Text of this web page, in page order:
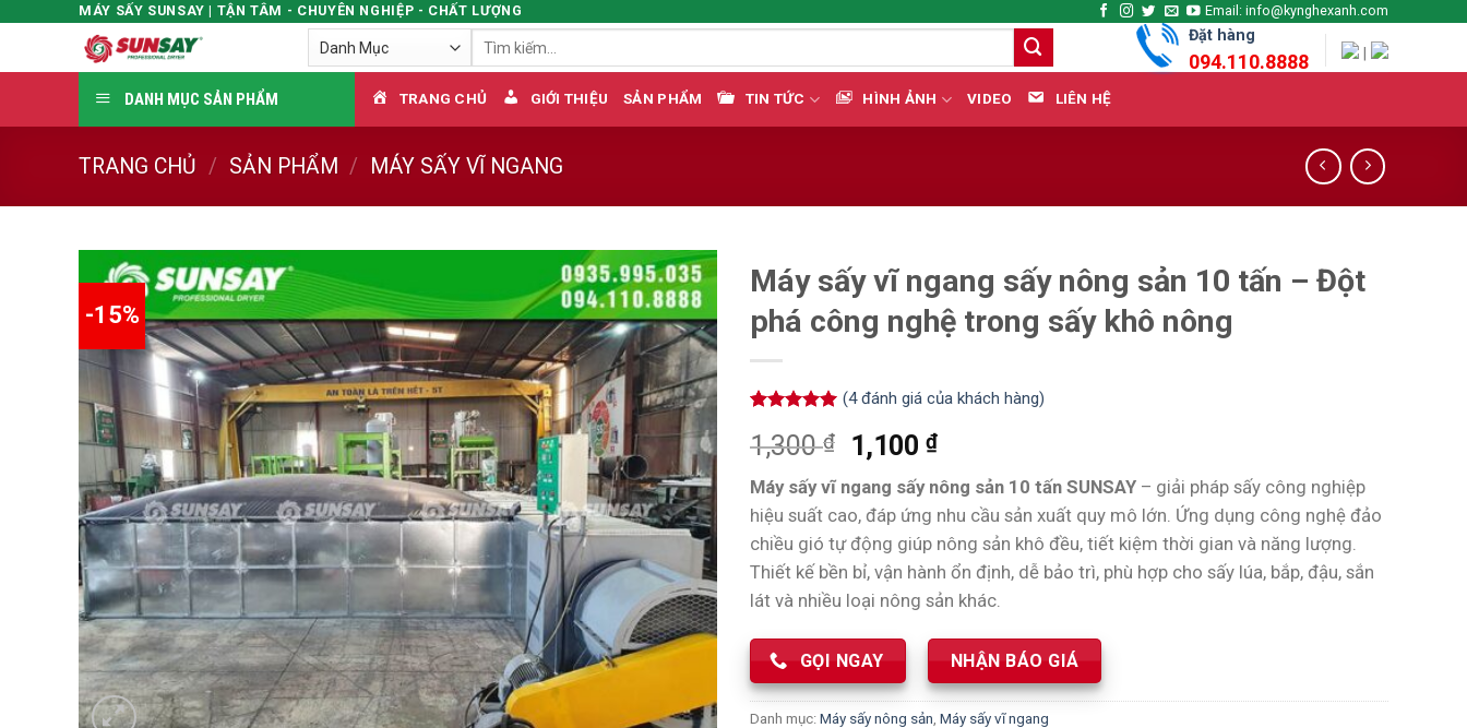
content
MÁY SẤY SUNSAY | TẬN TÂM - CHUYÊN NGHIỆP - CHẤT LƯỢNG
Email: info@kynghexanh.com
Tìm
Đặt hàng
094.110.8888
DANH MỤC SẢN PHẨM TRANG CHỦ GIỚI THIỆU SẢN PHẨM TIN TỨC HÌNH ẢNH VIDEO LIÊN HỆ
TRANG CHỦ / SẢN PHẨM / MÁY SẤY VĨ NGANG
-15%
Máy sấy vĩ ngang sấy nông sản 10 tấn – Đột
phá công nghệ trong sấy khô nông
dựa trên
đánh giá
(4đánh giá của khách hàng)
1,300₫ 1,100 ₫
Máy sấy vĩ ngang sấy nông sản 10 tấn SUNSAY – giải pháp sấy công nghiệp
hiệu suất cao, đáp ứng nhu cầu sản xuất quy mô lớn. Ứng dụng công nghệ đảo
chiều gió tự động giúp nông sản khô đều, tiết kiệm thời gian và năng lượng.
Thiết kế bền bỉ, vận hành ổn định, dễ bảo trì, phù hợp cho sấy lúa, bắp, đậu, sắn
lát và nhiều loại nông sản khác.
GỌI NGAY NHẬN BÁO GIÁ
Danh mục: Máy sấy nông sản, Máy sấy vĩ ngang